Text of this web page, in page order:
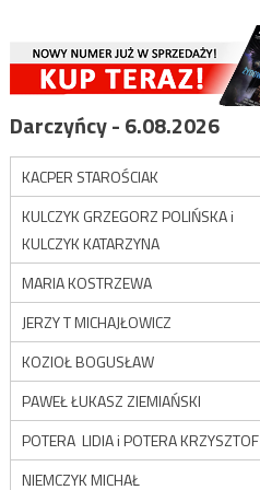
Darczyńcy - 6.08.2026
KACPER STAROŚCIAK
KULCZYK GRZEGORZ POLIŃSKA i
KULCZYK KATARZYNA
MARIA KOSTRZEWA
JERZY T MICHAJŁOWICZ
KOZIOŁ BOGUSŁAW
PAWEŁ ŁUKASZ ZIEMIAŃSKI
POTERA LIDIA i POTERA KRZYSZTOF
NIEMCZYK MICHAŁ